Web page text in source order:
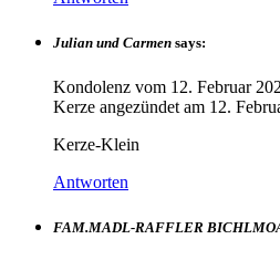
Julian und Carmen says:
Kondolenz vom 12. Februar
Kerze angezündet am 12.
Kerze-Klein
Antworten
FAM.MADL-RAFFLER